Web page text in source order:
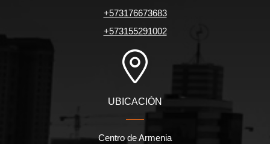
+573176673683
+573155291002
UBICACIÓN
Centro de Armenia